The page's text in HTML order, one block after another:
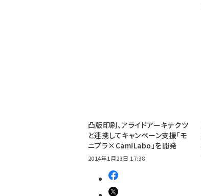
凸版印刷、アライドアーキテクツ
と連携してキャンペーン支援「モ
ニプラ×Cam!Labo」を開発
2014年1月23日 17:38